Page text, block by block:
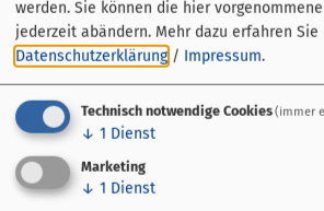
Untere Hauptstraße 14
97291 Thüngersheim
09364 8135-0
Streckenführung
werden. Sie können die hier
jederzeit abändern. Mehr dazu erfahren Sie
Datenschutzerklärung / Impressum.
Technisch notwendige Cookies(immer
↓ 1 Dienst
Marketing
↓ 1 Dienst